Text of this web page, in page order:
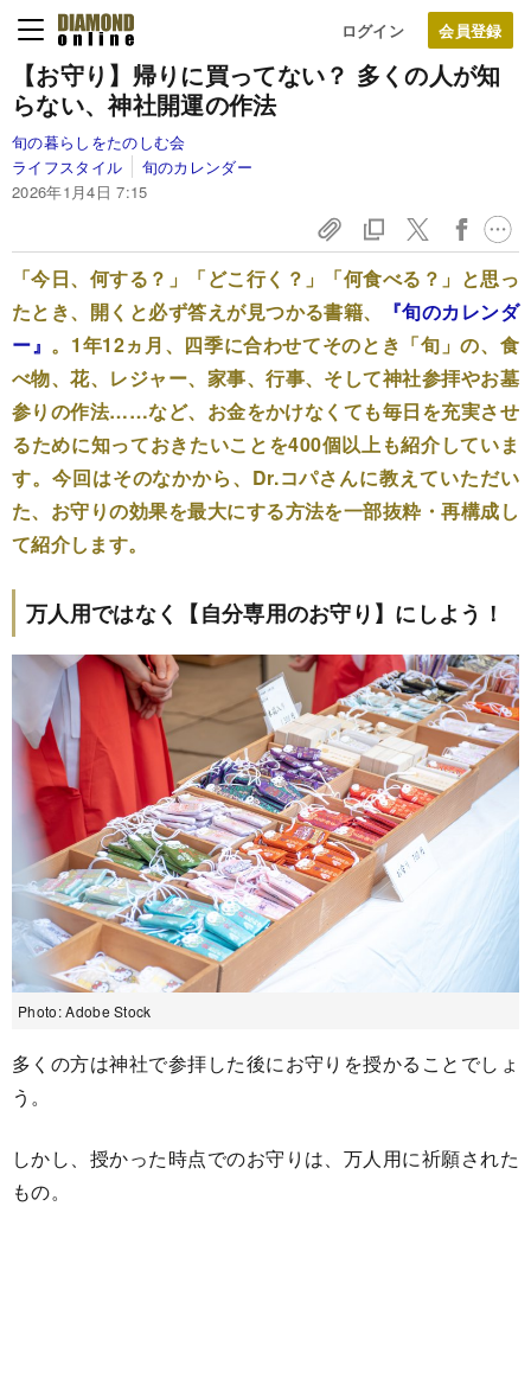
ログイン
【お守り】帰りに買ってない？ 多くの人が知
らない、神社開運の作法
旬の暮らしをたのしむ会
ライフスタイル
旬のカレンダー
2026年1月4日 7:15
「今日、何する？」「どこ行く？」「何食べる？」と思っ
たとき、開くと必ず答えが見つかる書籍、
『旬のカレンダ
ー』 。1年12ヵ月、四季に合わせてそのとき「旬」の、食
べ物、花、レジャー、家事、行事、そして神社参拝やお墓
参りの作法……など、お金をかけなくても毎日を充実させ
るために知っておきたいことを400個以上も紹介していま
す。今回はそのなかから、Dr.コパさんに教えていただい
た、お守りの効果を最大にする方法を一部抜粋・再構成し
て紹介します。
万人用ではなく【自分専用のお守り】にしよう！
Photo: Adobe Stock
多くの方は神社で参拝した後にお守りを授かることでしょ
う。
しかし、授かった時点でのお守りは、万人用に祈願された
もの。